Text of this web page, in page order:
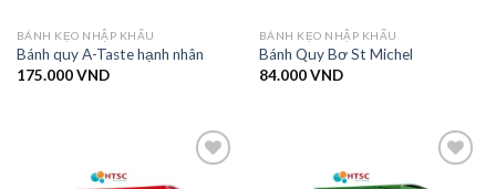
BÁNH KẸO NHẬP KHẨU
Bánh quy A-Taste hạnh nhân
175.000VND
BÁNH KẸO NHẬP KHẨU
Bánh Quy Bơ St Michel
84.000VND